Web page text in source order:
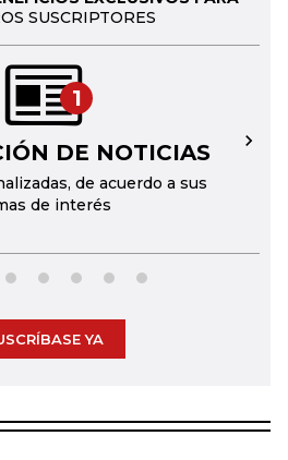
SUSCRIPTORES
1
DE NOTICIAS
de acuerdo a sus
de interés
→
YA